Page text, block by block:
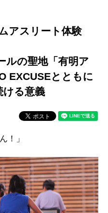
アスリート体験
ルの聖地「有明ア
EXCUSEとともに
ける意義
！」